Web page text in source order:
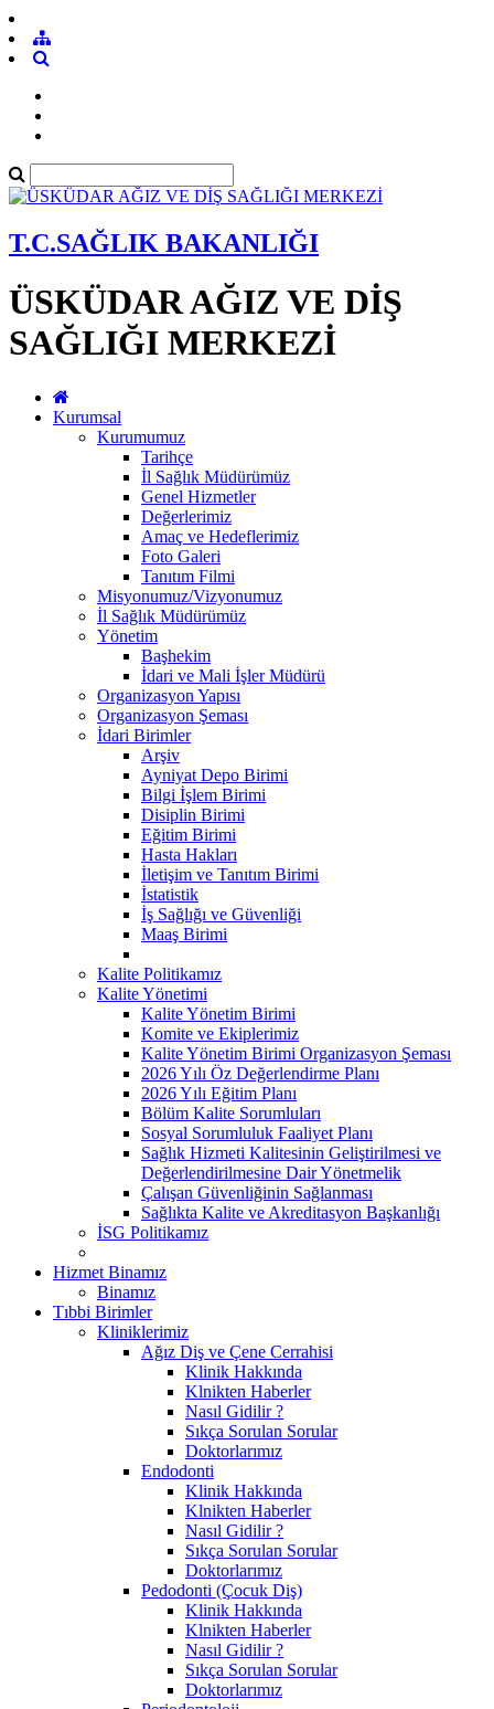
T.C.SAĞLIK BAKANLIĞI
ÜSKÜDAR AĞIZ VE DİŞ
SAĞLIĞI MERKEZİ
Kurumsal
Kurumumuz
Tarihçe
İl Sağlık Müdürümüz
Genel Hizmetler
Değerlerimiz
Amaç ve Hedeflerimiz
Foto Galeri
Tanıtım Filmi
Misyonumuz/Vizyonumuz
İl Sağlık Müdürümüz
Yönetim
Başhekim
İdari ve Mali İşler Müdürü
Organizasyon Yapısı
Organizasyon Şeması
İdari Birimler
Arşiv
Ayniyat Depo Birimi
Bilgi İşlem Birimi
Disiplin Birimi
Eğitim Birimi
Hasta Hakları
İletişim ve Tanıtım Birimi
İstatistik
İş Sağlığı ve Güvenliği
Maaş Birimi
Kalite Politikamız
Kalite Yönetimi
Kalite Yönetim Birimi
Komite ve Ekiplerimiz
Kalite Yönetim Birimi Organizasyon Şeması
2026 Yılı Öz Değerlendirme Planı
2026 Yılı Eğitim Planı
Bölüm Kalite Sorumluları
Sosyal Sorumluluk Faaliyet Planı
Sağlık Hizmeti Kalitesinin Geliştirilmesi ve
Değerlendirilmesine Dair Yönetmelik
Çalışan Güvenliğinin Sağlanması
Sağlıkta Kalite ve Akreditasyon Başkanlığı
İSG Politikamız
Hizmet Binamız
Binamız
Tıbbi Birimler
Kliniklerimiz
Ağız Diş ve Çene Cerrahisi
Klinik Hakkında
Klnikten Haberler
Nasıl Gidilir ?
Sıkça Sorulan Sorular
Doktorlarımız
Endodonti
Klinik Hakkında
Klnikten Haberler
Nasıl Gidilir ?
Sıkça Sorulan Sorular
Doktorlarımız
Pedodonti (Çocuk Diş)
Klinik Hakkında
Klnikten Haberler
Nasıl Gidilir ?
Sıkça Sorulan Sorular
Doktorlarımız